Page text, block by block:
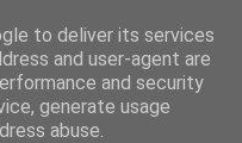
to deliver its services
and user-agent are
and security
generate usage
abuse.